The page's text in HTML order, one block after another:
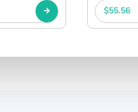
$55.56